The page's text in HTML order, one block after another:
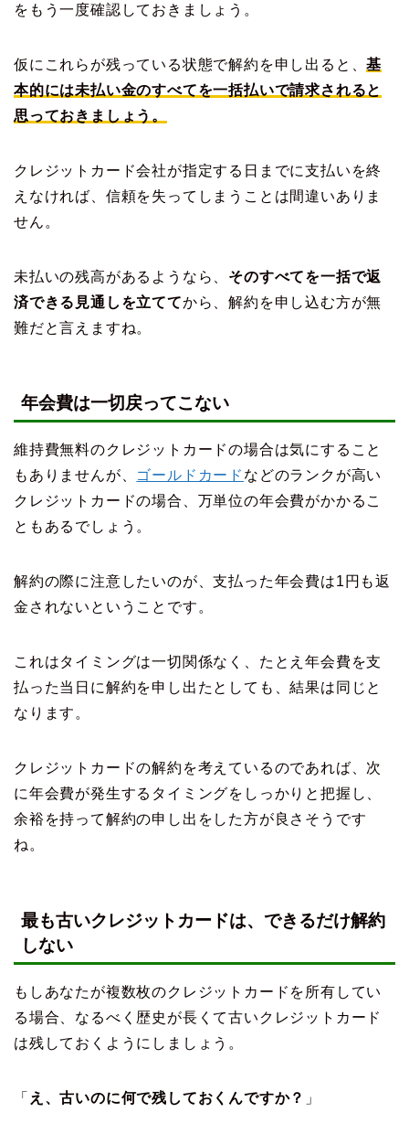
をもう一度確認しておきましょう。
仮にこれらが残っている状態で解約を申し出ると、基
本的には未払い金のすべてを一括払いで請求されると
思っておきましょう。
クレジットカード会社が指定する日までに支払いを終
えなければ、信頼を失ってしまうことは間違いありま
せん。
未払いの残高があるようなら、 そのすべてを一括で返
済できる見通しを立ててから、解約を申し込む方が無
難だと言えますね。
年会費は一切戻ってこない
維持費無料のクレジットカードの場合は気にすること
もありませんが、 ゴールドカード などのランクが高い
クレジットカードの場合、万単位の年会費がかかるこ
ともあるでしょう。
解約の際に注意したいのが、支払った年会費は1円も返
金されないということです。
これはタイミングは一切関係なく、たとえ年会費を支
払った当日に解約を申し出たとしても、結果は同じと
なります。
クレジットカードの解約を考えているのであれば、次
に年会費が発生するタイミングをしっかりと把握し、
余裕を持って解約の申し出をした方が良さそうです
ね。
最も古いクレジットカードは、できるだけ解約
しない
もしあなたが複数枚のクレジットカードを所有してい
る場合、なるべく歴史が長くて古いクレジットカード
は残しておくようにしましょう。
「 え、古いのに何で残しておくんですか？ 」